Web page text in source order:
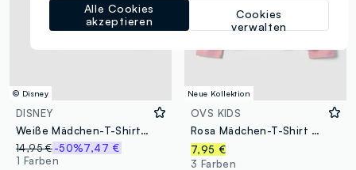
© Disney
DISNEY
Weiße Mädchen-T-Shirt aus dehnbarem Baumwolle Regular Fit
14,95 €-50%7,47 €
1 Farben
Neue Kollektion
OVS KIDS
Rosa Mädchen-T-Shirt aus reiner Bio-Baumwolle mit Kätzchen-Print
7,95 €
3 Farben
Cookies
verwalten
Alle Cookies
akzeptieren